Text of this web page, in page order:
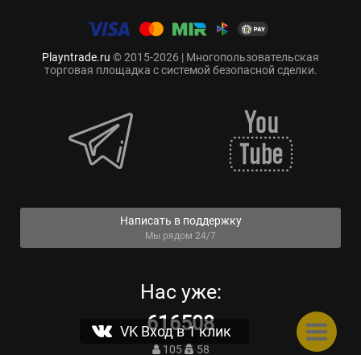
Playntrade.ru © 2015-2026 | Многопользовательская
торговая площадка с системой безопасной сделки.
Написать в поддержку
Мы рядом 24/7
Нас уже:
616508
105 58
VK Вход в 1 клик